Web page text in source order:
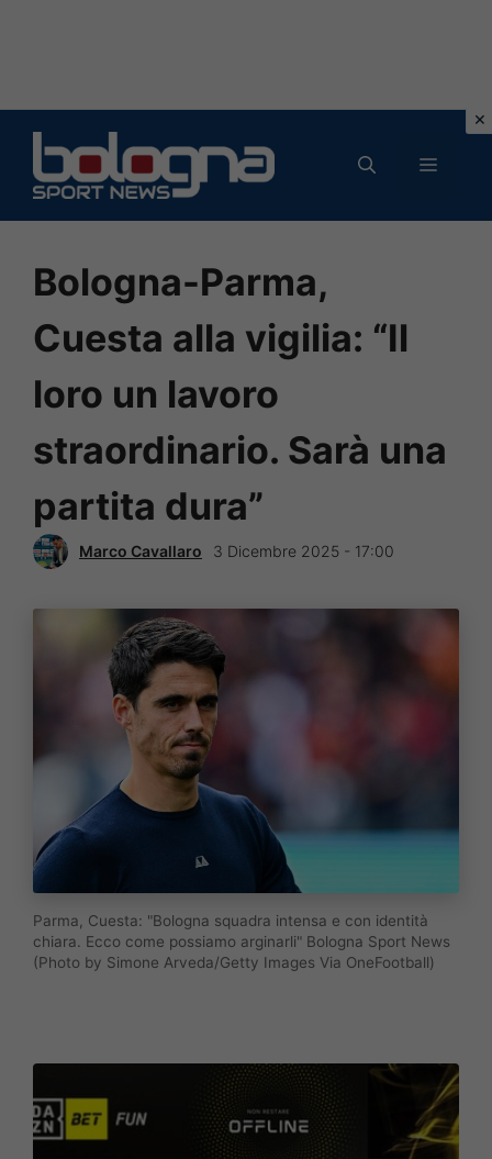
contenuto
MENU
Bologna-Parma,
Cuesta alla vigilia: “Il
loro un lavoro
straordinario. Sarà una
partita dura”
Marco Cavallaro 3 Dicembre 2025 - 17:00
Parma, Cuesta: "Bologna squadra intensa e con identità
chiara. Ecco come possiamo arginarli" Bologna Sport News
(Photo by Simone Arveda/Getty Images Via OneFootball)